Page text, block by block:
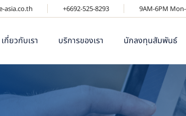
asia.co.th +6692-525-8293 9AM-6PM
เกี่ยวกับเรา บริการของเรา นักลงทุนสัมพันธ์